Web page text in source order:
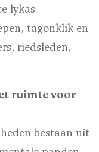
lykas
tagonklik en
riedsleden,
ruimte voor
bestaan uit